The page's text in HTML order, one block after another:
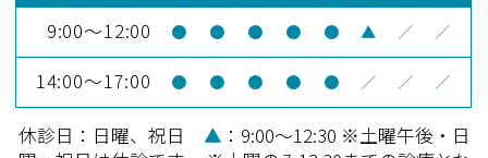
9:00～12:00 ● ● ● ● ● ▲ ／ ／
14:00～17:00 ● ● ● ● ● ／ ／ ／
休診日：日曜、祝日 ▲ ：9:00～12:30 ※土曜午後・日